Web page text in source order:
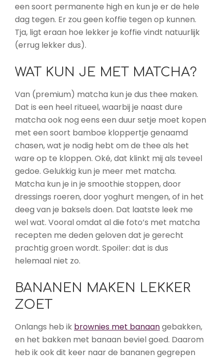
een soort permanente high en kun je er de hele
dag tegen. Er zou geen koffie tegen op kunnen.
Tja, ligt eraan hoe lekker je koffie vindt natuurlijk
(errug lekker dus).
WAT KUN JE MET MATCHA?
Van (premium) matcha kun je dus thee maken.
Dat is een heel ritueel, waarbij je naast dure
matcha ook nog eens een duur setje moet kopen
met een soort bamboe kloppertje genaamd
chasen, wat je nodig hebt om de thee als het
ware op te kloppen. Oké, dat klinkt mij als teveel
gedoe. Gelukkig kun je meer met matcha.
Matcha kun je in je smoothie stoppen, door
dressings roeren, door yoghurt mengen, of in het
deeg van je baksels doen. Dat laatste leek me
wel wat. Vooral omdat al die foto’s met matcha
recepten me deden geloven dat je gerecht
prachtig groen wordt. Spoiler: dat is dus
helemaal niet zo.
BANANEN MAKEN LEKKER
ZOET
Onlangs heb ik brownies met banaangebakken,
en het bakken met banaan beviel goed. Daarom
heb ik ook dit keer naar de bananen gegrepen